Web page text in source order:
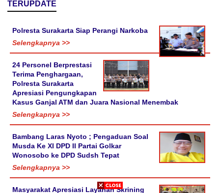
TERUPDATE
Polresta Surakarta Siap Perangi Narkoba
Selengkapnya >>
24 Personel Berprestasi
Terima Penghargaan,
Polresta Surakarta
Apresiasi Pengungkapan
Kasus Ganjal ATM dan Juara Nasional Menembak
Selengkapnya >>
Bambang Laras Nyoto ; Pengaduan Soal
Musda Ke XI DPD II Partai Golkar
Wonosobo ke DPD Sudsh Tepat
Selengkapnya >>
Masyarakat Apresiasi Layanan Skrining